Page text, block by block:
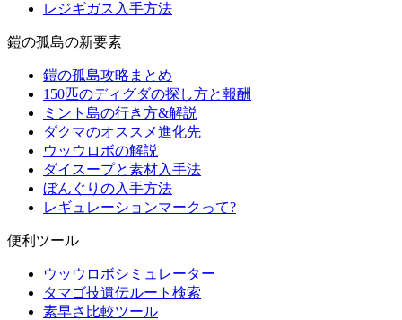
レジギガス入手方法
鎧の孤島の新要素
鎧の孤島攻略まとめ
150匹のディグダの探し方と報酬
ミント島の行き方&解説
ダクマのオススメ進化先
ウッウロボの解説
ダイスープと素材入手法
ぼんぐりの入手方法
レギュレーションマークって?
便利ツール
ウッウロボシミュレーター
タマゴ技遺伝ルート検索
素早さ比較ツール